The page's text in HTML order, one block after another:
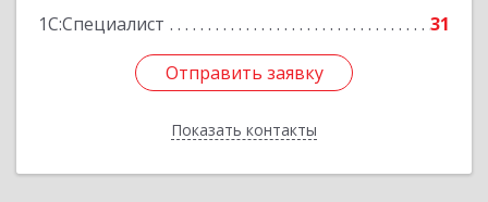
1С:Специалист
31
Отправить заявку
Показать контакты
Отправить заявку
Назад